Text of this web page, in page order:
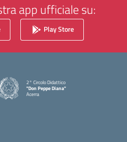
app ufficiale su:
Play Store
2° Circolo Didattico
"Don Peppe Diana"
Acerra